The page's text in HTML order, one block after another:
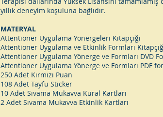
yıllık deneyim koşuluna bağlıdır.
MATERYAL
Attentioner Uygulama Yönergeleri Kitapçığı
Attentioner Uygulama ve Etkinlik Formları
Attentioner Uygulama Yönerge ve Formları DVD
Attentioner Uygulama Yönerge ve Formları PDF
250 Adet Kırmızı Puan
108 Adet Tayfu Sticker
10 Adet Sıvama Mukavva Kural Kartları
2 Adet Sıvama Mukavva Etkinlik Kartları